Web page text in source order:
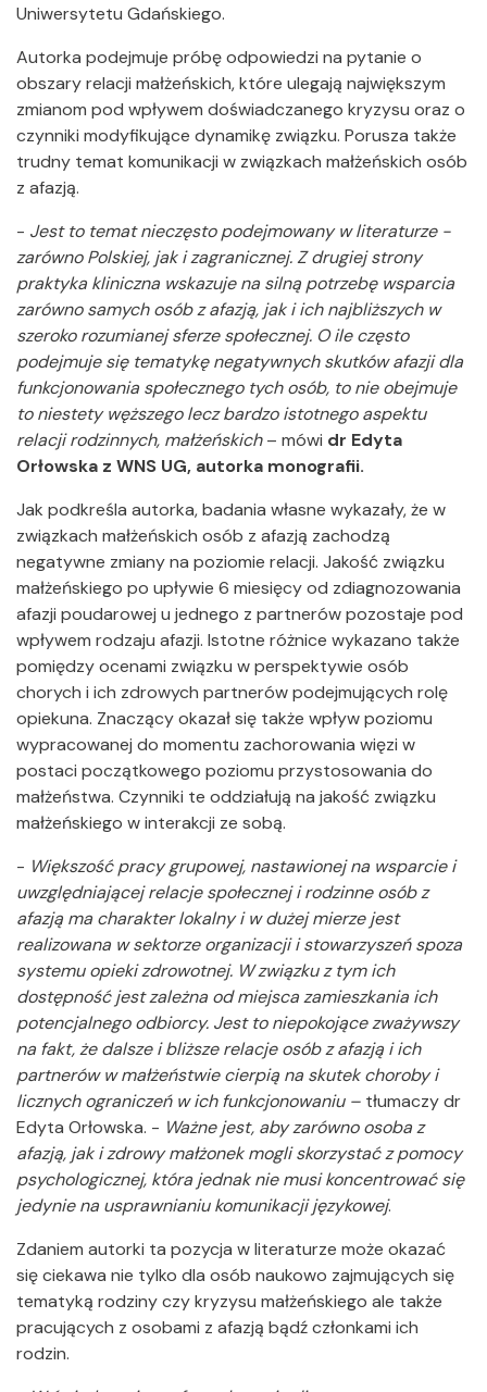
Uniwersytetu Gdańskiego.
Autorka podejmuje próbę odpowiedzi na pytanie o
obszary relacji małżeńskich, które ulegają największym
zmianom pod wpływem doświadczanego kryzysu oraz o
czynniki modyfikujące dynamikę związku. Porusza także
trudny temat komunikacji w związkach małżeńskich osób
z afazją.
- Jest to temat nieczęsto podejmowany w literaturze -
zarówno Polskiej, jak i zagranicznej. Z drugiej strony
praktyka kliniczna wskazuje na silną potrzebę wsparcia
zarówno samych osób z afazją, jak i ich najbliższych w
szeroko rozumianej sferze społecznej. O ile często
podejmuje się tematykę negatywnych skutków afazji dla
funkcjonowania społecznego tych osób, to nie obejmuje
to niestety węższego lecz bardzo istotnego aspektu
relacji rodzinnych, małżeńskich– mówi dr Edyta
Orłowska z WNS UG, autorka monografii.
Jak podkreśla autorka, badania własne wykazały, że w
związkach małżeńskich osób z afazją zachodzą
negatywne zmiany na poziomie relacji. Jakość związku
małżeńskiego po upływie 6 miesięcy od zdiagnozowania
afazji poudarowej u jednego z partnerów pozostaje pod
wpływem rodzaju afazji. Istotne różnice wykazano także
pomiędzy ocenami związku w perspektywie osób
chorych i ich zdrowych partnerów podejmujących rolę
opiekuna. Znaczący okazał się także wpływ poziomu
wypracowanej do momentu zachorowania więzi w
postaci początkowego poziomu przystosowania do
małżeństwa. Czynniki te oddziałują na jakość związku
małżeńskiego w interakcji ze sobą.
- Większość pracy grupowej, nastawionej na wsparcie i
uwzględniającej relacje społecznej i rodzinne osób z
afazją ma charakter lokalny i w dużej mierze jest
realizowana w sektorze organizacji i stowarzyszeń spoza
systemu opieki zdrowotnej. W związku z tym ich
dostępność jest zależna od miejsca zamieszkania ich
potencjalnego odbiorcy. Jest to niepokojące zważywszy
na fakt, że dalsze i bliższe relacje osób z afazją i ich
partnerów w małżeństwie cierpią na skutek choroby i
licznych ograniczeń w ich funkcjonowaniu – tłumaczy dr
Edyta Orłowska. - Ważne jest, aby zarówno osoba z
afazją, jak i zdrowy małżonek mogli skorzystać z pomocy
psychologicznej, która jednak nie musi koncentrować się
jedynie na usprawnianiu komunikacji językowej.
Zdaniem autorki ta pozycja w literaturze może okazać
się ciekawa nie tylko dla osób naukowo zajmujących się
tematyką rodziny czy kryzysu małżeńskiego ale także
pracujących z osobami z afazją bądź członkami ich
rodzin.